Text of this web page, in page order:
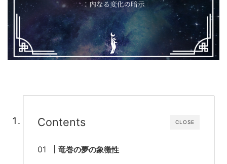
CLOSE
Contents
竜巻の夢の象徴性